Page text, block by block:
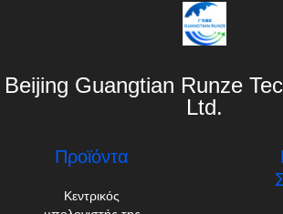
Beijing Guangtian Runze
Ltd.
Προϊόντα
Κεντρικός